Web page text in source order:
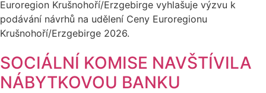
Euroregion Krušnohoří/Erzgebirge vyhlašuje výzvu k
podávání návrhů na udělení Ceny Euroregionu
Krušnohoří/Erzgebirge 2026.
SOCIÁLNÍ KOMISE NAVŠTÍVILA
NÁBYTKOVOU BANKU